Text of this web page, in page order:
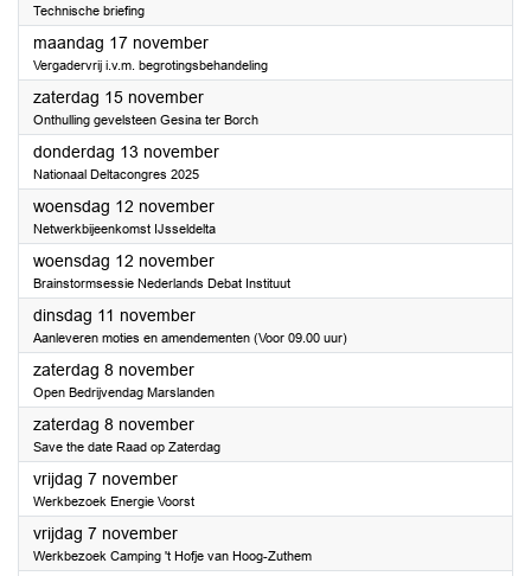
Technische briefing
maandag 17 november2025
Vergadervrij i.v.m. begrotingsbehandeling
zaterdag 15 november2025
Onthulling gevelsteen Gesina ter Borch
donderdag 13 november2025
Nationaal Deltacongres 2025
woensdag 12 november2025
Netwerkbijeenkomst IJsseldelta
woensdag 12 november2025
Brainstormsessie Nederlands Debat Instituut
dinsdag 11 november2025
Aanleveren moties en amendementen (Voor 09.00 uur)
zaterdag 8 november2025
Open Bedrijvendag Marslanden
zaterdag 8 november2025
Save the date Raad op Zaterdag
vrijdag 7 november2025
Werkbezoek Energie Voorst
vrijdag 7 november2025
Werkbezoek Camping 't Hofje van Hoog-Zuthem